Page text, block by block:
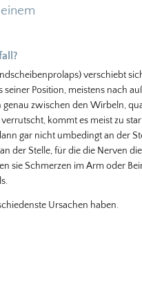
verschiebt
seiner Position, meistens nach
genau zwischen den Wirbeln,
kommt es meist zu
gar nicht umbedingt an der
der Stelle, für die die Nerven
sie Schmerzen im Arm oder
Ursachen haben.